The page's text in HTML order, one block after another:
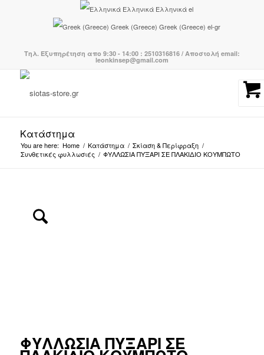
Ελληνικά Ελληνικά el
Greek (Greece) Greek (Greece) el-gr
Τηλ. Εξυπηρέτηση απο 9:30 - 14:00 : 2510316816 / Αποστολή email:
leonkinsep@gmail.com
Κατάστημα
You are here: Home / Κατάστημα / Σκίαση & Περίφραξη /
Συνθετικές φυλλωσιές / ΦΥΛΛΩΣΙΑ ΠΥΞΑΡΙ ΣΕ ΠΛΑΚΙΔΙΟ ΚΟΥΜΠΩΤΟ
ΦΥΛΛΩΣΙΑ ΠΥΞΑΡΙ ΣΕ